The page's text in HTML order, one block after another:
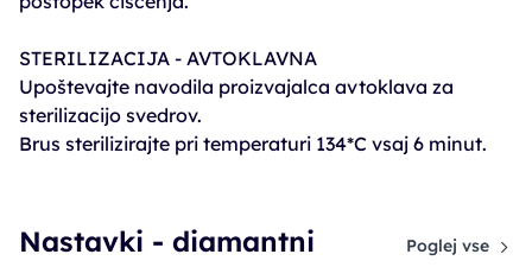
STERILIZACIJA - AVTOKLAVNA
Upoštevajte navodila proizvajalca avtoklava za
sterilizacijo svedrov.
Brus sterilizirajte pri temperaturi 134*C vsaj 6 minut.
Nastavki - diamantni Poglej vse